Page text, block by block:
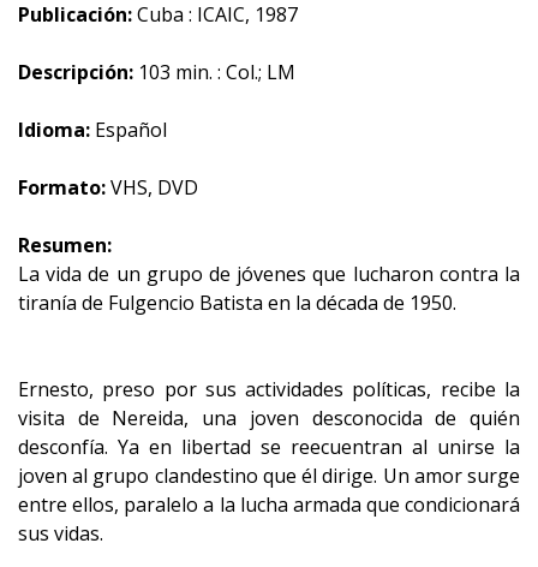
Publicación:Cuba : ICAIC, 1987
Descripción: 103 min. : Col.; LM
Idioma: Español
Formato:VHS, DVD
Resumen:
La vida de un grupo de jóvenes que lucharon contra la
tiranía de Fulgencio Batista en la década de 1950.
Ernesto, preso por sus actividades políticas, recibe la
visita de Nereida, una joven desconocida de quién
desconfía. Ya en libertad se reecuentran al unirse la
joven al grupo clandestino que él dirige. Un amor surge
entre ellos, paralelo a la lucha armada que condicionará
sus vidas.